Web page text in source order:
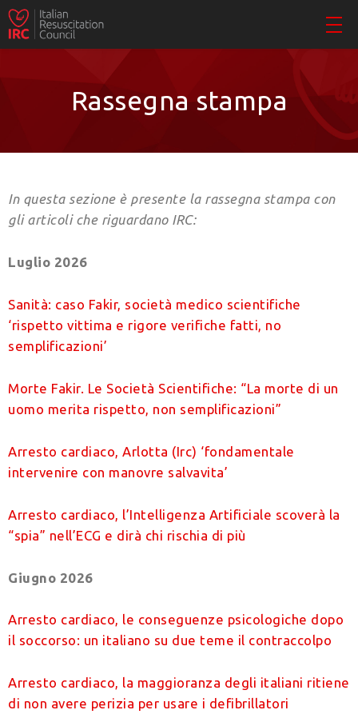
Rassegna stampa
In questa sezione è presente la rassegna stampa con
gli articoli che riguardano IRC:
Luglio 2026
Sanità: caso Fakir, società medico scientifiche
‘rispetto vittima e rigore verifiche fatti, no
semplificazioni’
Morte Fakir. Le Società Scientifiche: “La morte di un
uomo merita rispetto, non semplificazioni”
Arresto cardiaco, Arlotta (Irc) ‘fondamentale
intervenire con manovre salvavita’
Arresto cardiaco, l’Intelligenza Artificiale scoverà la
“spia” nell’ECG e dirà chi rischia di più
Giugno 2026
Arresto cardiaco, le conseguenze psicologiche dopo
il soccorso: un italiano su due teme il contraccolpo
Arresto cardiaco, la maggioranza degli italiani ritiene
di non avere perizia per usare i defibrillatori